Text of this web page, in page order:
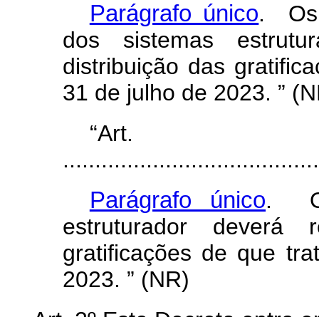
Parágrafo único. Os
dos sistemas
distribuição das
31 de julho de 2023. ”
Parágrafo único. O
estruturador deverá
gratificações de que
2023. ” (NR)